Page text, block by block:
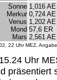
Sonne
Merkur
Venus
Mond
Mars
1,016 AE
0,724 AE
1,202 AE
57,6 ER
2,561 AE
22 Uhr MEZ,
Uhr
präsentiert